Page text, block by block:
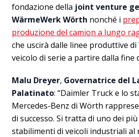
fondazione della joint venture
WärmeWerk Wörth nonché i
produzione del camion a lungo
che uscirà dalle linee produttive
veicolo di serie a partire dalla fine
Malu Dreyer, Governatrice del
Palatinato: “Daimler Truck e lo
Mercedes-Benz di Wörth
di successo. Si tratta di uno dei
stabilimenti di veicoli industriali al